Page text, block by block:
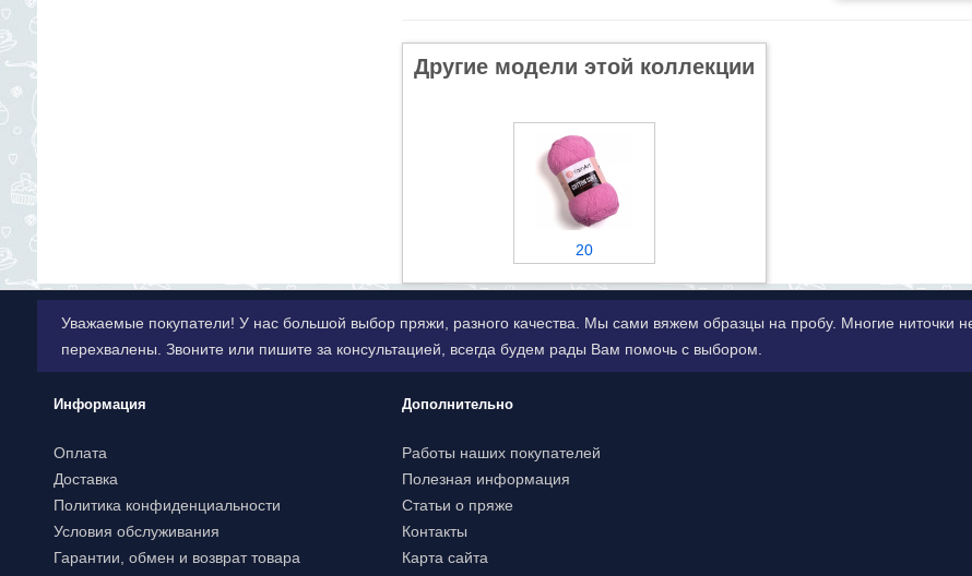
Другие модели этой коллекции
20
Уважаемые покупатели! У нас большой выбор пряжи, разного качества. Мы сами вяжем образцы на пробу. Многие ниточки
перехвалены. Звоните или пишите за консультацией, всегда будем рады Вам помочь с выбором.
Информация
Оплата
Доставка
Политика конфиденциальности
Условия обслуживания
Гарантии, обмен и возврат товара
Дополнительно
Работы наших покупателей
Полезная информация
Статьи о пряже
Контакты
Карта сайта